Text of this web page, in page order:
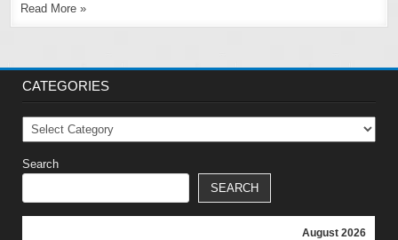
Read More »
CATEGORIES
Categories
Search
SEARCH
August 2026